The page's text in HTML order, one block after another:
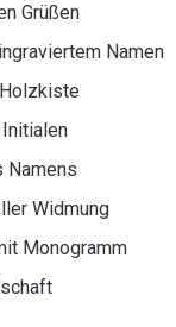
Grüßen
Namen
Namens
Widmung
Monogramm